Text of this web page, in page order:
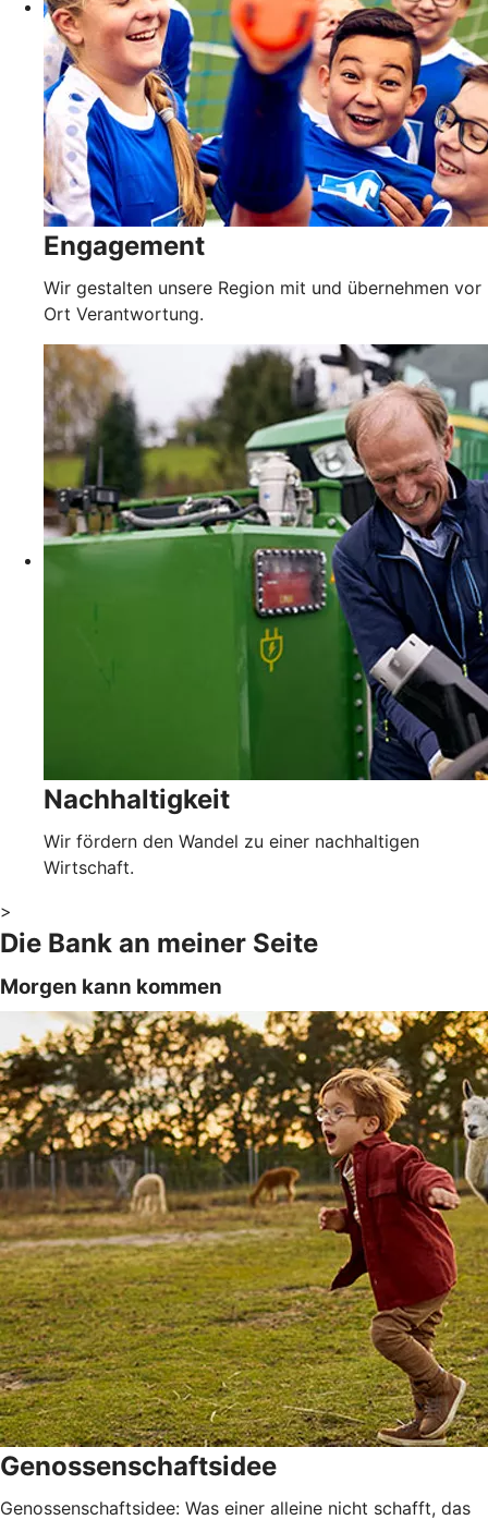
Engagement
Wir gestalten unsere Region mit und übernehmen vor
Ort Verantwortung.
Nachhaltigkeit
Wir fördern den Wandel zu einer nachhaltigen
Wirtschaft.
>
Die Bank an meiner Seite
Morgen kann kommen
Genossenschaftsidee
Genossenschaftsidee: Was einer alleine nicht schafft, das